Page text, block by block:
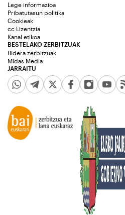
JARRAITU
Lege informazioa
Pribatutasun politika
Cookieak
cc Lizentzia
Kanal etikoa
BESTELAKO ZERBITZUAK
Bidera zerbitzuak
Midas Media